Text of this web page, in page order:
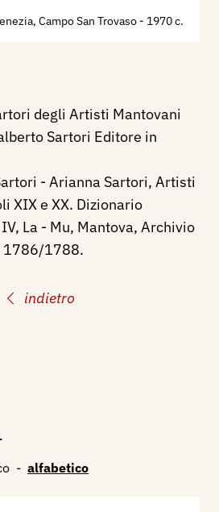
indietro
Campo San Trovaso - 1970 c.
degli Artisti Mantovani
Sartori Editore in
- Arianna Sartori, Artisti
XIX e XX. Dizionario
La - Mu, Mantova, Archivio
1786/1788.
- alfabetico